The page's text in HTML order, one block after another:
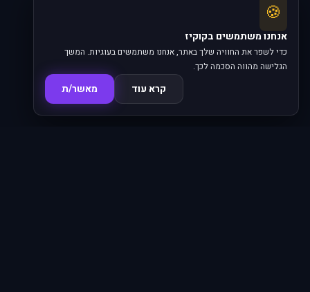
🍪
אנחנו משתמשים בקוקיז
כדי לשפר את החוויה שלך באתר, אנחנו משתמשים בעוגיות. המשך
הגלישה מהווה הסכמה לכך.
קרא עוד מאשר/ת